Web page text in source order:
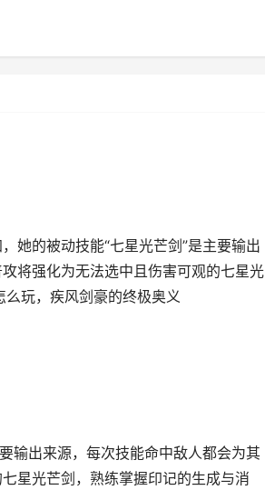
她的被动技能“七星光芒剑”是主要输出
将强化为无法选中且伤害可观的七星光
玩，疾风剑豪的终极奥义
输出来源，每次技能命中敌人都会为其
星光芒剑，熟练掌握印记的生成与消